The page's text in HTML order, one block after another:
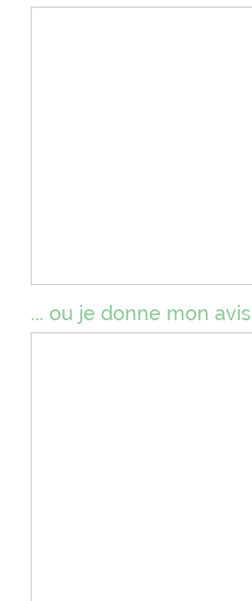
... ou je donne mon avis